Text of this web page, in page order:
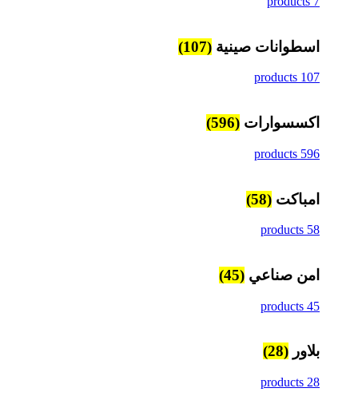
اسطوانات صينية (107)
107 products
اكسسوارات (596)
596 products
امباكت (58)
58 products
امن صناعي (45)
45 products
بلاور (28)
28 products